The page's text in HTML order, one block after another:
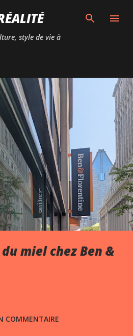
contenu principal
style de vie à
miel chez Ben &
COMMENTAIRE